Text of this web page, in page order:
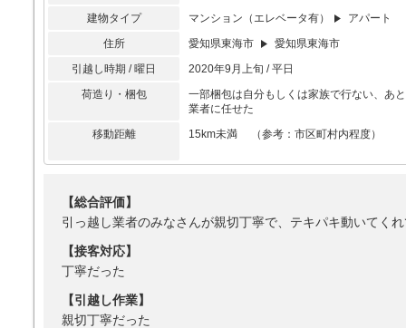
建物タイプ
マンション（エレベータ有）
アパート
住所
愛知県東海市
愛知県東海市
引越し時期 / 曜日
2020年9月上旬 / 平日
荷造り・梱包
一部梱包は自分もしくは家族で行ない、あ
業者に任せた
移動距離
15km未満 （参考：市区町村内程度）
【総合評価】
引っ越し業者のみなさんが親切丁寧で、テキパキ動いてく
【接客対応】
丁寧だった
【引越し作業】
親切丁寧だった